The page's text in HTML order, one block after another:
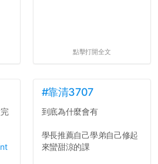
點擊打開全文
#靠清3707
到底為什麼會有
學長推薦自己學弟自己修起
來蠻甜涼的課